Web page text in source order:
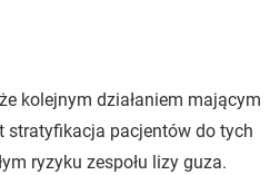
kolejnym działaniem mającym
stratyfikacja pacjentów do tych
ryzyku zespołu lizy guza.